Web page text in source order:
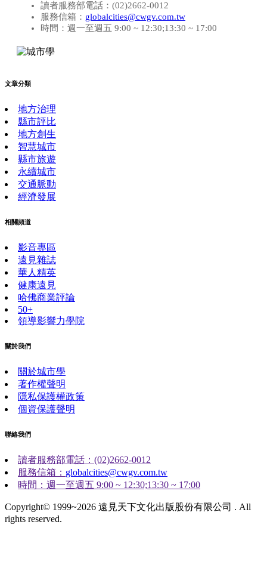
讀者服務部電話：(02)2662-0012
服務信箱： globalcities@cwgv.com.tw
時間：週一至週五 9:00 ~ 12:30;13:30 ~ 17:00
文章分類
地方治理
縣市評比
地方創生
智慧城市
縣市旅遊
永續城市
交通脈動
經濟發展
相關頻道
影音專區
遠見雜誌
華人精英
健康遠見
哈佛商業評論
50+
領導影響力學院
關於我們
關於城市學
著作權聲明
隱私保護權政策
個資保護聲明
聯絡我們
讀者服務部電話：(02)2662-0012
服務信箱： globalcities@cwgv.com.tw
時間：週一至週五 9:00 ~ 12:30;13:30 ~ 17:00
Copyright© 1999~2026 遠見天下文化出版股份有限公司 . All
rights reserved.